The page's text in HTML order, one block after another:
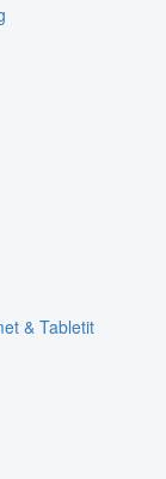
& Tabletit